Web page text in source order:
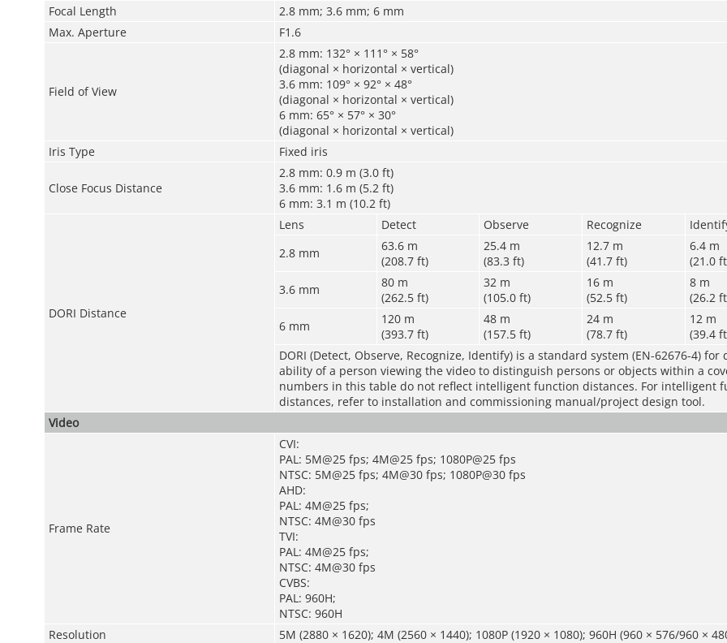
Focal Length
2.8 mm; 3.6 mm; 6 mm
Max. Aperture
F1.6
Field of View
2.8 mm: 132° × 111° × 58°
(diagonal × horizontal × vertical)
3.6 mm: 109° × 92° × 48°
(diagonal × horizontal × vertical)
6 mm: 65° × 57° × 30°
(diagonal × horizontal × vertical)
Iris Type
Fixed iris
Close Focus Distance
2.8 mm: 0.9 m (3.0 ft)
3.6 mm: 1.6 m (5.2 ft)
6 mm: 3.1 m (10.2 ft)
DORI Distance
Lens Detect Observe Recognize
2.8 mm
63.6 m
(208.7 ft)
25.4 m
(83.3 ft)
12.7 m
(41.7 ft)
6.4 m
(21.0
3.6 mm
80 m
(262.5 ft)
32 m
(105.0 ft)
16 m
(52.5 ft)
8 m
(26.2
6 mm
120 m
(393.7 ft)
48 m
(157.5 ft)
24 m
(78.7 ft)
12 m
(39.4
DORI (Detect, Observe, Recognize, Identify) is a standard system (EN-62676-4)
ability of a person viewing the video to distinguish persons or objects within a
numbers in this table do not reflect intelligent function distances. For intelligent
distances, refer to installation and commissioning manual/project design tool.
Video
Frame Rate
CVI:
PAL: 5M@25 fps; 4M@25 fps; 1080P@25 fps
NTSC: 5M@25 fps; 4M@30 fps; 1080P@30 fps
AHD:
PAL: 4M@25 fps;
NTSC: 4M@30 fps
TVI:
PAL: 4M@25 fps;
NTSC: 4M@30 fps
CVBS:
PAL: 960H;
NTSC: 960H
Resolution
5M (2880 × 1620); 4M (2560 × 1440); 1080P (1920 × 1080); 960H (960 × 576/960 ×